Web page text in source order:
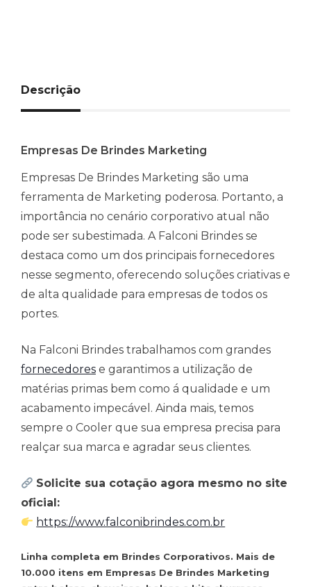
Descrição
Empresas De Brindes Marketing
Empresas De Brindes Marketing são uma
ferramenta de Marketing poderosa. Portanto, a
importância no cenário corporativo atual não
pode ser subestimada. A Falconi Brindes se
destaca como um dos principais fornecedores
nesse segmento, oferecendo soluções criativas e
de alta qualidade para empresas de todos os
portes.
Na Falconi Brindes trabalhamos com grandes
fornecedores e garantimos a utilização de
matérias primas bem como á qualidade e um
acabamento impecável. Ainda mais, temos
sempre o Cooler que sua empresa precisa para
realçar sua marca e agradar seus clientes.
Solicite sua cotação agora mesmo no site
oficial:
https://www.falconibrindes.com.br
Linha completa em Brindes Corporativos. Mais de
10.000 itens em Empresas De Brindes Marketing